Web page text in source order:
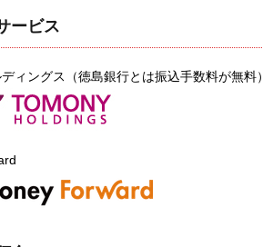
ービス
ィングス（徳島銀行とは振込手数料が無料）